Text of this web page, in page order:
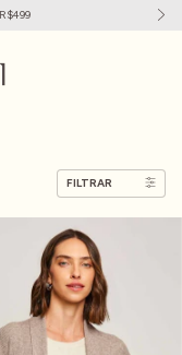
FILTRAR